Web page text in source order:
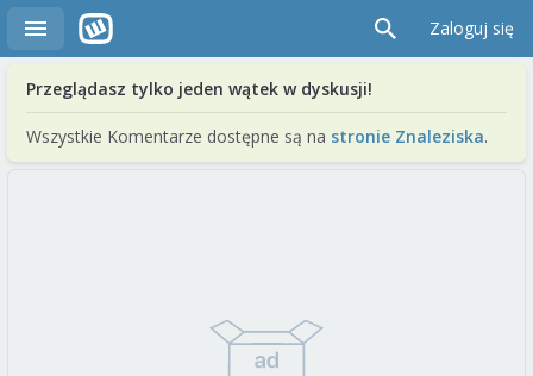
Zaloguj się
Przeglądasz tylko jeden wątek w dyskusji!
Wszystkie Komentarze dostępne są na stronie Znaleziska.